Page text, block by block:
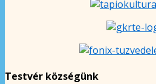
Testvér községünk